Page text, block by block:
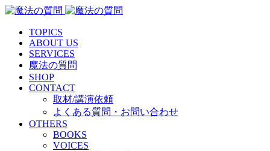
TOPICS
ABOUT US
SERVICES
魔法の質問
SHOP
CONTACT
取材/講演依頼
よくある質問・お問い合わせ
OTHERS
BOOKS
VOICES